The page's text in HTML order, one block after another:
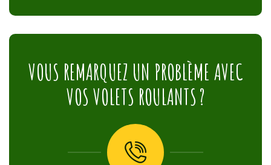
VOUS REMARQUEZ UN PROBLÈME AVEC
VOS VOLETS ROULANTS ?